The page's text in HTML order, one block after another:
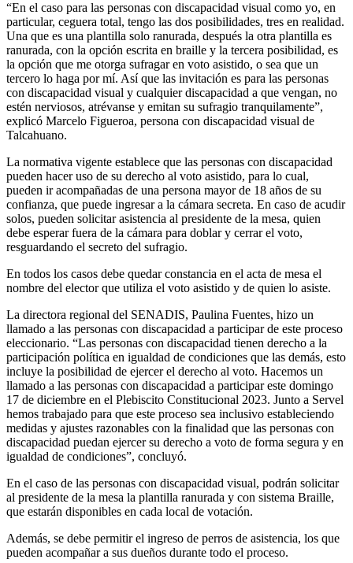
“En el caso para las personas con discapacidad visual como yo, en
particular, ceguera total, tengo las dos posibilidades, tres en realidad.
Una que es una plantilla solo ranurada, después la otra plantilla es
ranurada, con la opción escrita en braille y la tercera posibilidad, es
la opción que me otorga sufragar en voto asistido, o sea que un
tercero lo haga por mí. Así que las invitación es para las personas
con discapacidad visual y cualquier discapacidad a que vengan, no
estén nerviosos, atrévanse y emitan su sufragio tranquilamente”,
explicó Marcelo Figueroa, persona con discapacidad visual de
Talcahuano.
La normativa vigente establece que las personas con discapacidad
pueden hacer uso de su derecho al voto asistido, para lo cual,
pueden ir acompañadas de una persona mayor de 18 años de su
confianza, que puede ingresar a la cámara secreta. En caso de acudir
solos, pueden solicitar asistencia al presidente de la mesa, quien
debe esperar fuera de la cámara para doblar y cerrar el voto,
resguardando el secreto del sufragio.
En todos los casos debe quedar constancia en el acta de mesa el
nombre del elector que utiliza el voto asistido y de quien lo asiste.
La directora regional del SENADIS, Paulina Fuentes, hizo un
llamado a las personas con discapacidad a participar de este proceso
eleccionario. “Las personas con discapacidad tienen derecho a la
participación política en igualdad de condiciones que las demás, esto
incluye la posibilidad de ejercer el derecho al voto. Hacemos un
llamado a las personas con discapacidad a participar este domingo
17 de diciembre en el Plebiscito Constitucional 2023. Junto a Servel
hemos trabajado para que este proceso sea inclusivo estableciendo
medidas y ajustes razonables con la finalidad que las personas con
discapacidad puedan ejercer su derecho a voto de forma segura y en
igualdad de condiciones”, concluyó.
En el caso de las personas con discapacidad visual, podrán solicitar
al presidente de la mesa la plantilla ranurada y con sistema Braille,
que estarán disponibles en cada local de votación.
Además, se debe permitir el ingreso de perros de asistencia, los que
pueden acompañar a sus dueños durante todo el proceso.